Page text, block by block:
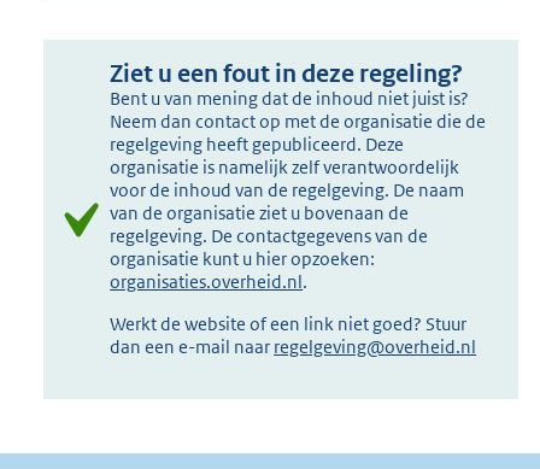
Ziet u een fout in deze regeling?
Bent u van mening dat de inhoud niet juist is?
Neem dan contact op met de organisatie die de
regelgeving heeft gepubliceerd. Deze
organisatie is namelijk zelf verantwoordelijk
voor de inhoud van de regelgeving. De naam
van de organisatie ziet u bovenaan de
regelgeving. De contactgegevens van de
organisatie kunt u hier opzoeken:
organisaties.overheid.nl.
Werkt de website of een link niet goed? Stuur
dan een e-mail naar regelgeving@overheid.nl